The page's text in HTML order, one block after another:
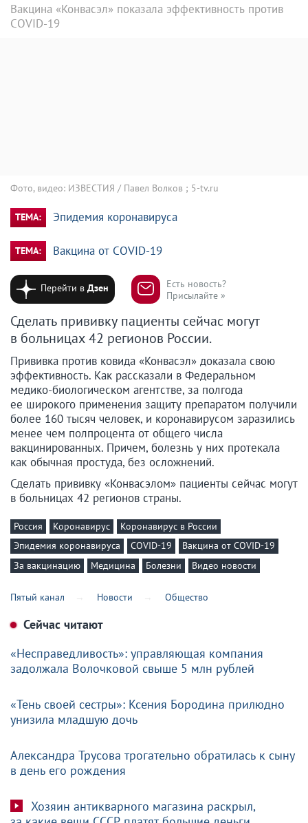
Вакцина «Конвасэл» показала эффективность против
COVID-19
Фото, видео: ИЗВЕСТИЯ / Павел Волков ; 5-tv.ru
ТЕМА: Эпидемия коронавируса
ТЕМА: Вакцина от COVID-19
Перейти вДзен
Есть новость?
Присылайте »
Сделать прививку пациенты сейчас могут
в больницах 42 регионов России.
Прививка против ковида «Конвасэл» доказала свою
эффективность. Как рассказали в Федеральном
медико-биологическом агентстве, за полгода
ее широкого применения защиту препаратом получили
более 160 тысяч человек, и коронавирусом заразились
менее чем полпроцента от общего числа
вакцинированных. Причем, болезнь у них протекала
как обычная простуда, без осложнений.
Сделать прививку «Конвасэлом» пациенты сейчас могут
в больницах 42 регионов страны.
Россия Коронавирус
Коронавирус в России
Эпидемия коронавируса
COVID-19
Вакцина от COVID-19
За вакцинацию
Медицина Болезни Видео новости
Пятый канал Новости Общество
Сейчас читают
«Несправедливость»: управляющая компания
задолжала Волочковой свыше 5 млн рублей
«Тень своей сестры»: Ксения Бородина прилюдно
унизила младшую дочь
Александра Трусова трогательно обратилась к сыну
в день его рождения
Хозяин антикварного магазина раскрыл,